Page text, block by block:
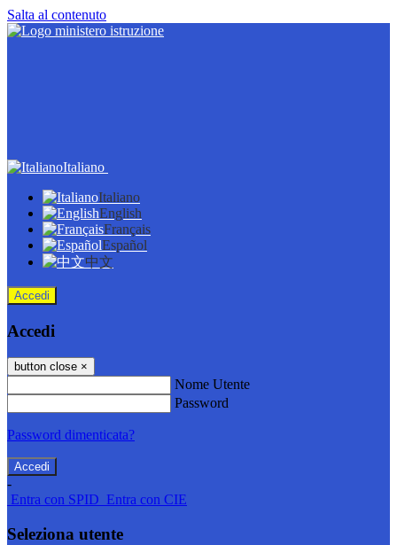
Salta al contenuto
Italiano
Italiano
English
Français
Español
中文
Accedi
Accedi
button close ×
Nome Utente
Password
Password dimenticata?
-
Entra con SPID Entra con CIE
Seleziona utente